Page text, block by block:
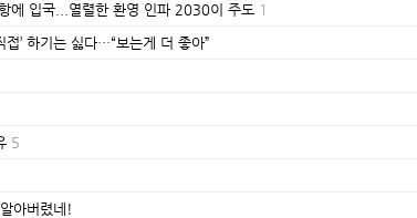
에 입국...열렬한 환영 인파 2030이 주도 1
’ 하기는 싫다…“보는게 더 좋아”
5
아버렸네!